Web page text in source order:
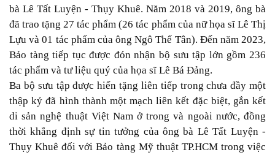
bà Lê Tất Luyện - Thụy Khuê. Năm 2018 và 2019, ông bà
đã trao tặng 27 tác phẩm (26 tác phẩm của nữ họa sĩ Lê Thị
Lựu và 01 tác phẩm của ông Ngô Thế Tân). Đến năm 2023,
Bảo tàng tiếp tục được đón nhận bộ sưu tập lớn gồm 236
tác phẩm và tư liệu quý của họa sĩ Lê Bá Đảng.
Ba bộ sưu tập được hiến tặng liên tiếp trong chưa đầy một
thập kỷ đã hình thành một mạch liên kết đặc biệt, gắn kết
di sản nghệ thuật Việt Nam ở trong và ngoài nước, đồng
thời khẳng định sự tin tưởng của ông bà Lê Tất Luyện -
Thụy Khuê đối với Bảo tàng Mỹ thuật TP.HCM trong việc